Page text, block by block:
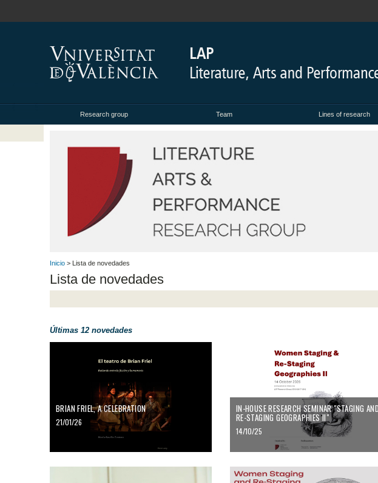
Research group Team Lines of research
Inicio > Lista de novedades
Lista de novedades
Últimas 12 novedades
Brian Friel, A Celebration
BRIAN FRIEL, A CELEBRATION
21/01/26
IN-HOUSE RESEARCH SEMINAR "STAGING AND
RE-STAGING GEOGRAPHIES II"
14/10/25
Director Ian Rickson on London Tide (NT, 2024) Women Staging and Re-Staging